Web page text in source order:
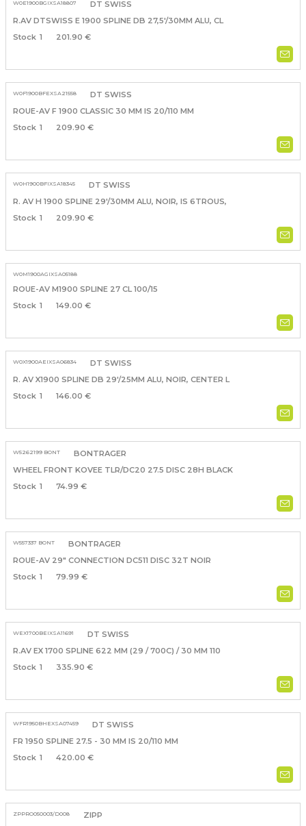
W0E1900BGIXSA18807
DT SWISS
R.AV DTSWISS E 1900 SPLINE DB 27,5'/30MM ALU, CL
1
201.90 €
W0F1900BFEXSA21558
DT SWISS
ROUE-AV F 1900 CLASSIC 30 MM IS 20/110 MM
1
209.90 €
W0H1900BFIXSA18345
DT SWISS
R. AV H 1900 SPLINE 29'/30MM ALU, NOIR, IS 6TROUS,
1
209.90 €
W0M1900AGIXSA05188
ROUE-AV M1900 SPLINE 27 CL 100/15
1
149.00 €
W0X1900AEIXSA06834
DT SWISS
R. AV X1900 SPLINE DB 29'/25MM ALU, NOIR, CENTER L
1
146.00 €
W5262199 BONT
BONTRAGER
WHEEL FRONT KOVEE TLR/DC20 27.5 DISC 28H BLACK
1
74.99 €
W557337 BONT
BONTRAGER
ROUE-AV 29" CONNECTION DC511 DISC 32T NOIR
1
79.99 €
WEX1700BEIXSA11691
DT SWISS
R.AV EX 1700 SPLINE 622 MM (29 / 700C) / 30 MM 110
1
335.90 €
WFR1950BHEXSA07459
DT SWISS
FR 1950 SPLINE 27.5 - 30 MM IS 20/110 MM
1
420.00 €
ZPPRO050003/D008
ZIPP